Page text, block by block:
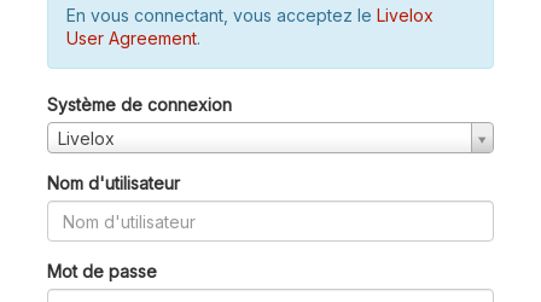
En vous connectant, vous acceptez le Livelox
User Agreement.
Système de connexion
Livelox
Nom d'utilisateur
Mot de passe